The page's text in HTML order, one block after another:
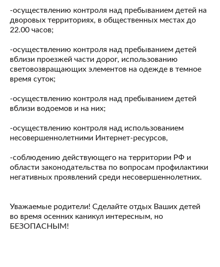
-осуществлению контроля над пребыванием детей на
дворовых территориях, в общественных местах до
22.00 часов;
-осуществлению контроля над пребыванием детей
вблизи проезжей части дорог, использованию
световозвращающих элементов на одежде в темное
время суток;
-осуществлению контроля над пребыванием детей
вблизи водоемов и на них;
-осуществлению контроля над использованием
несовершеннолетними Интернет-ресурсов,
-соблюдению действующего на территории РФ и
области законодательства по вопросам профилактики
негативных проявлений среди несовершеннолетних.
Уважаемые родители! Сделайте отдых Ваших детей
во время осенних каникул интересным, но
БЕЗОПАСНЫМ!